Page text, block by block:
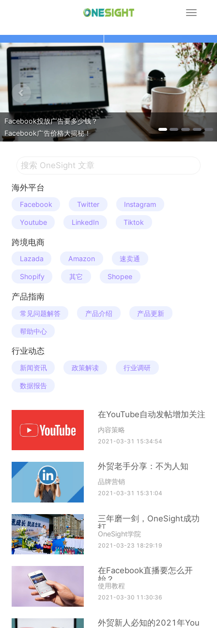
展
导
航
Facebook投放广告要多少钱？
Facebook广告价格大揭秘！
P
r
e
s
N
e
x
t
海外平台
Facebook Twitter Instagram
Youtube LinkedIn Tiktok
跨境电商
Lazada Amazon 速卖通
Shopify 其它 Shopee
产品指南
常见问题解答 产品介绍 产品更新
帮助中心
行业动态
新闻资讯 政策解读 行业调研
数据报告
在YouTube自动发帖增加关注
内容策略
2021-03-31 15:34:54
外贸老手分享：不为人知
品牌营销
2021-03-31 15:31:04
三年磨一剑，OneSight成功
打
OneSight学院
2021-03-23 18:29:19
在Facebook直播要怎么开
始？
使用教程
2021-03-30 11:30:36
外贸新人必知的2021年You